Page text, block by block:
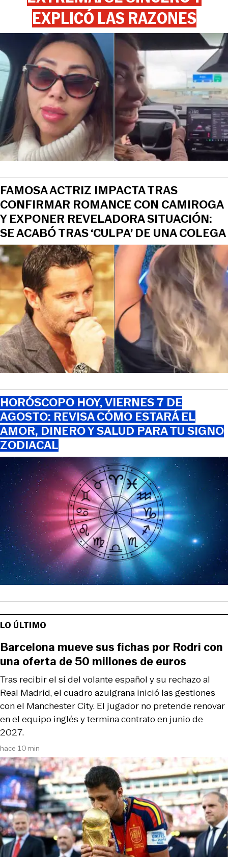
EXPLICÓ LAS RAZONES
FAMOSA ACTRIZ IMPACTA TRAS
CONFIRMAR ROMANCE CON CAMIROGA
Y EXPONER REVELADORA SITUACIÓN:
SE ACABÓ TRAS ‘CULPA’ DE UNA COLEGA
HORÓSCOPO HOY, VIERNES 7 DE
AGOSTO: REVISA CÓMO ESTARÁ EL
AMOR, DINERO Y SALUD PARA TU SIGNO
ZODIACAL
LO ÚLTIMO
hace 10 min
Tras recibir el sí del volante español y su rechazo al
Real Madrid, el cuadro azulgrana inició las gestiones
con el Manchester City. El jugador no pretende renovar
en el equipo inglés y termina contrato en junio de
2027.
Barcelona mueve sus fichas por Rodri con
una oferta de 50 millones de euros